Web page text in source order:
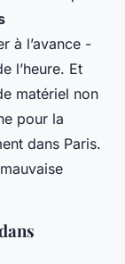
à l’avance -
l’heure. Et
matériel non
pour la
dans Paris.